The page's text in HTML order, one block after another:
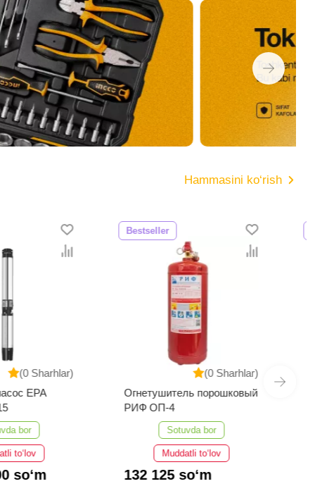
Hammasini ko‘rish
(0 Sharhlar)
порошковый
Sotuvda bor
to‘lov
so‘m
(0 Sharhlar)
Bestseller
Набор разводных ключей 3
шт INGCO HADWK031
Sotuvda bor
Muddatli to‘lov
118 750 so‘m